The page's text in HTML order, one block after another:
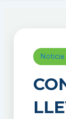
Noticia